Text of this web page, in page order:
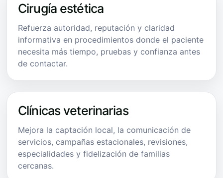
Cirugía estética
Refuerza autoridad, reputación y claridad
informativa en procedimientos donde el paciente
necesita más tiempo, pruebas y confianza antes
de contactar.
Clínicas veterinarias
Mejora la captación local, la comunicación de
servicios, campañas estacionales, revisiones,
especialidades y fidelización de familias
cercanas.